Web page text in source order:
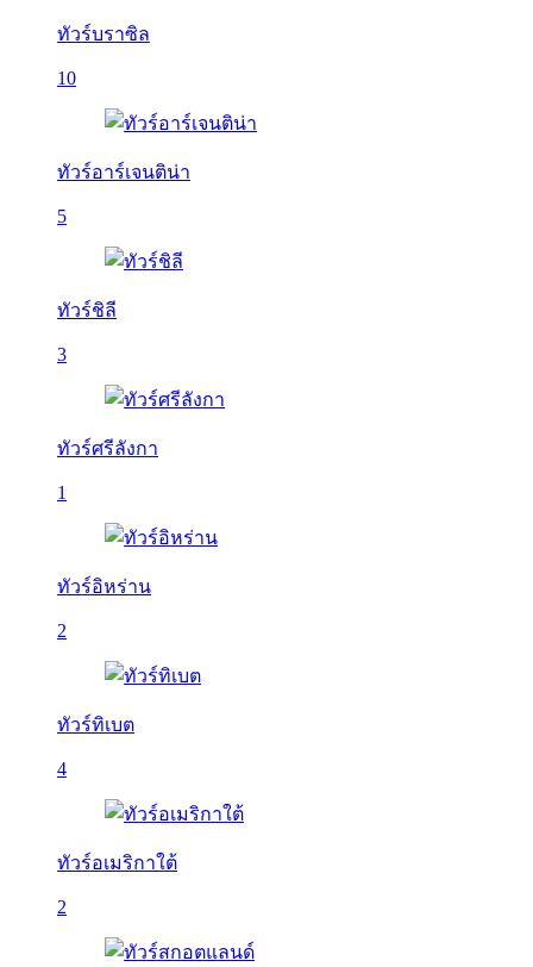
ทัวร์บราซิล
10
ทัวร์อาร์เจนติน่า
5
ทัวร์ชิลี
3
ทัวร์ศรีลังกา
1
ทัวร์อิหร่าน
2
ทัวร์ทิเบต
4
ทัวร์อเมริกาใต้
2